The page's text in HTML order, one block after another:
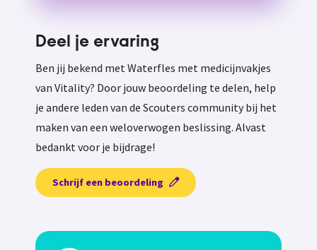
Deel je ervaring
Ben jij bekend met Waterfles met medicijnvakjes
van Vitality? Door jouw beoordeling te delen, help
je andere leden van de Scouters community bij het
maken van een weloverwogen beslissing. Alvast
bedankt voor je bijdrage!
Schrijf een beoordeling